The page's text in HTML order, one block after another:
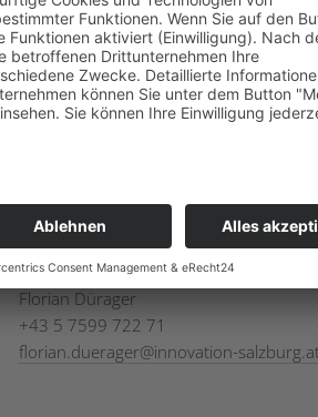
5020 Salzburg
für alle Vertreter:innen von
Unternehmen, die Förderungen
Die Teilnahme ist kostenlos
Florian Dürager
+43 5 7599 722 71
florian.duerager@innovation-